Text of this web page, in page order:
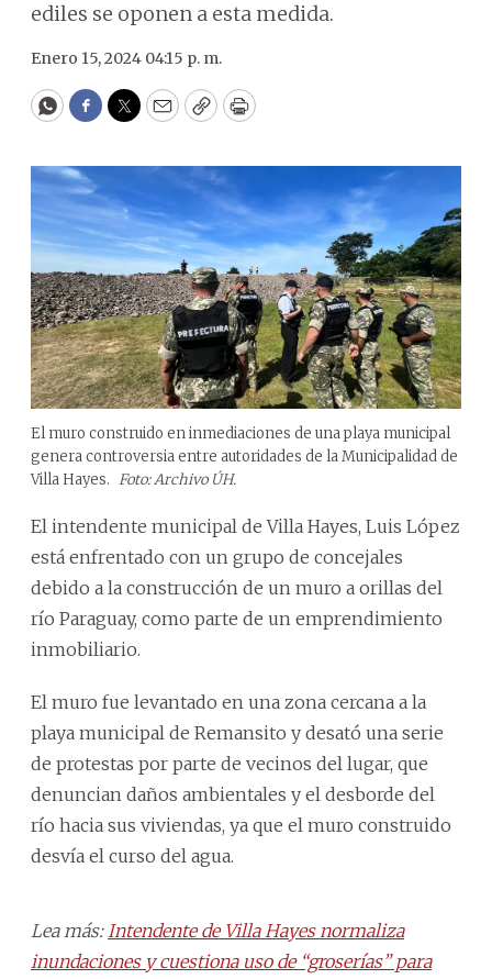
ediles se oponen a esta medida.
Enero 15, 2024 04:15 p. m.
WhatsApp
Facebook
Twitter
EmailCopyPrint
El muro construido en inmediaciones de una playa municipal
genera controversia entre autoridades de la Municipalidad de
Villa Hayes. Foto: Archivo ÚH.
El intendente municipal de Villa Hayes, Luis López
está enfrentado con un grupo de concejales
debido a la construcción de un muro a orillas del
río Paraguay, como parte de un emprendimiento
inmobiliario.
El muro fue levantado en una zona cercana a la
playa municipal de Remansito y desató una serie
de protestas por parte de vecinos del lugar, que
denuncian daños ambientales y el desborde del
río hacia sus viviendas, ya que el muro construido
desvía el curso del agua.
Lea más: Intendente de Villa Hayes normaliza
inundaciones y cuestiona uso de “groserías” para